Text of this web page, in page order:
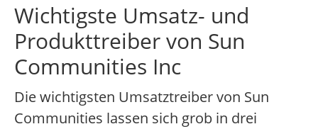
Wichtigste Umsatz- und
Produkttreiber von Sun
Communities Inc
Die wichtigsten Umsatztreiber von Sun
Communities lassen sich grob in drei